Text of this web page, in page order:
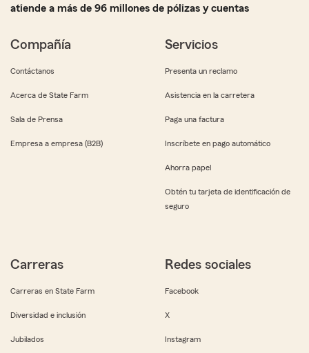
atiende a más de 96 millones de pólizas y cuentas
Compañía
Contáctanos
Acerca de State Farm
Sala de Prensa
Empresa a empresa (B2B)
Servicios
Presenta un reclamo
Asistencia en la carretera
Paga una factura
Inscríbete en pago automático
Ahorra papel
Obtén tu tarjeta de identificación de
seguro
Carreras
Carreras en State Farm
Diversidad e inclusión
Jubilados
Redes sociales
Facebook
X
Instagram